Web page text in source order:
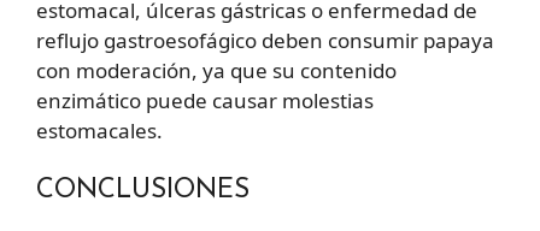
estomacal, úlceras gástricas o enfermedad de
reflujo gastroesofágico deben consumir papaya
con moderación, ya que su contenido
enzimático puede causar molestias
estomacales.
CONCLUSIONES